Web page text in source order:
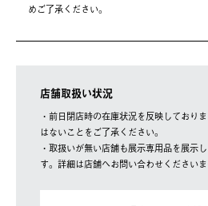
めご了承ください。
店舗取扱い状況
・前日閉店時の在庫状況を反映しており
はないことをご了承ください。
・取扱いが無い店舗も展示専用品を展示
す。詳細は店舗へお問い合わせくださいま